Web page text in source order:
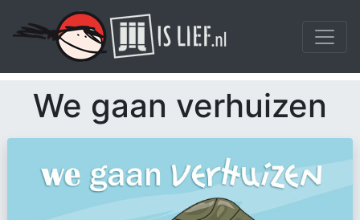
We gaan verhuizen